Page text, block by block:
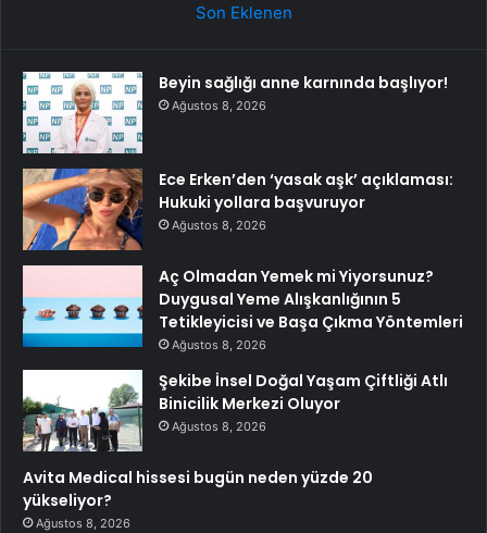
Son Eklenen
Beyin sağlığı anne karnında başlıyor!
Ağustos 8, 2026
Ece Erken’den ‘yasak aşk’ açıklaması:
Hukuki yollara başvuruyor
Ağustos 8, 2026
Aç Olmadan Yemek mi Yiyorsunuz?
Duygusal Yeme Alışkanlığının 5
Tetikleyicisi ve Başa Çıkma Yöntemleri
Ağustos 8, 2026
Şekibe İnsel Doğal Yaşam Çiftliği Atlı
Binicilik Merkezi Oluyor
Ağustos 8, 2026
Avita Medical hissesi bugün neden yüzde 20
yükseliyor?
Ağustos 8, 2026